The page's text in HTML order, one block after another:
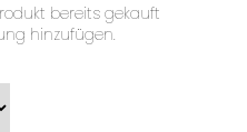
bereits gekauft
hinzufügen.